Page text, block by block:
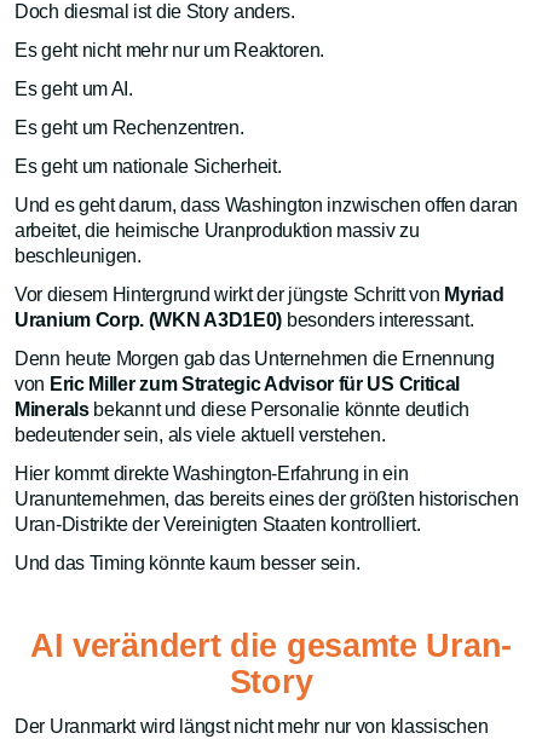
Doch diesmal ist die Story anders.
Es geht nicht mehr nur um Reaktoren.
Es geht um AI.
Es geht um Rechenzentren.
Es geht um nationale Sicherheit.
Und es geht darum, dass Washington inzwischen offen daran
arbeitet, die heimische Uranproduktion massiv zu
beschleunigen.
Vor diesem Hintergrund wirkt der jüngste Schritt von Myriad
Uranium Corp. (WKN A3D1E0) besonders interessant.
Denn heute Morgen gab das Unternehmen die Ernennung
von Eric Miller zum Strategic Advisor für US Critical
Mineralsbekannt und diese Personalie könnte deutlich
bedeutender sein, als viele aktuell verstehen.
Hier kommt direkte Washington-Erfahrung in ein
Uranunternehmen, das bereits eines der größten historischen
Uran-Distrikte der Vereinigten Staaten kontrolliert.
Und das Timing könnte kaum besser sein.
AI verändert die gesamte Uran-
Story
Der Uranmarkt wird längst nicht mehr nur von klassischen